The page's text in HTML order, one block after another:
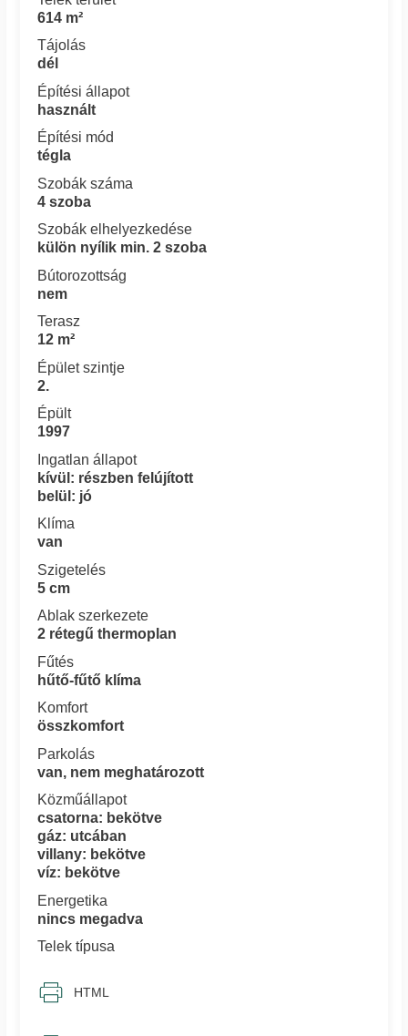
614 m²
Tájolás
dél
Építési állapot
használt
Építési mód
tégla
Szobák száma
4 szoba
Szobák elhelyezkedése
külön nyílik min. 2 szoba
Bútorozottság
nem
Terasz
12 m²
Épület szintje
2.
Épült
1997
Ingatlan állapot
kívül: részben felújított
belül: jó
Klíma
van
Szigetelés
5 cm
Ablak szerkezete
2 rétegű thermoplan
Fűtés
hűtő-fűtő klíma
Komfort
összkomfort
Parkolás
van, nem meghatározott
Közműállapot
csatorna: bekötve
gáz: utcában
villany: bekötve
víz: bekötve
Energetika
nincs megadva
Telek típusa
HTML